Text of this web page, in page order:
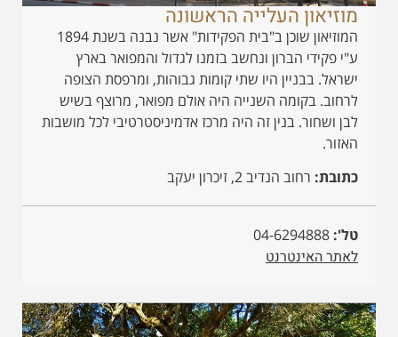
מוזיאון העלייה הראשונה
המוזיאון שוכן ב"בית הפקידות" אשר נבנה בשנת 1894
ע"י פקידי הברון ונחשב בזמנו לגדול והמפואר בארץ
ישראל. בבניין היו שתי קומות גבוהות, ומרפסת הצופה
לרחוב. בקומה השנייה היה אולם מפואר, מרוצף בשיש
לבן ושחור. בנין זה היה מרכז אדמיניסטרטיבי לכל מושבות
האזור.
כתובת: רחוב הנדיב 2, זיכרון יעקב
טל':
לאתר האינטרנט